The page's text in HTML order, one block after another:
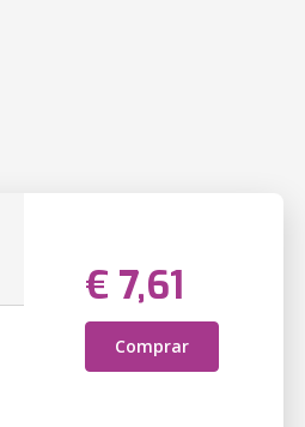
€ 7,61
Comprar